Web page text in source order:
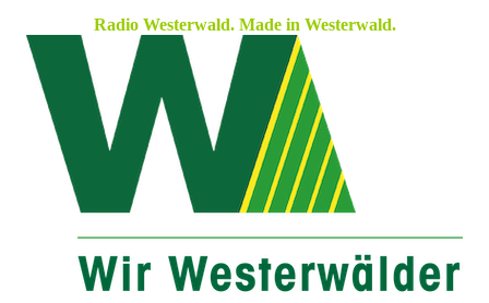
Radio Westerwald. Made in Westerwald.